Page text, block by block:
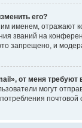
его?
именем, отражают
званий на
запрещено, и
от меня требуют
могут